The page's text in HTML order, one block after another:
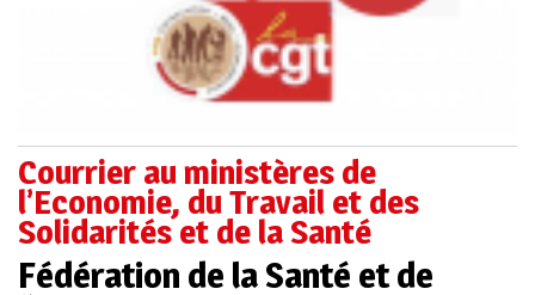
Courrier au ministères de
l’Economie, du Travail et des
Solidarités et de la Santé
Fédération de la Santé et de